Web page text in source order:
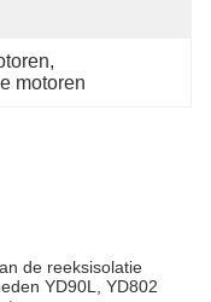
,
motoren
de reeksisolatie
YD90L, YD802